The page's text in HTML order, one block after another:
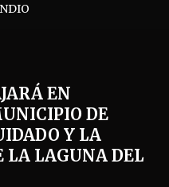
EN
DE
Y LA
LA LAGUNA DEL